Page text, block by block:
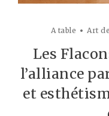
A table Art
Les
l’alliance
et